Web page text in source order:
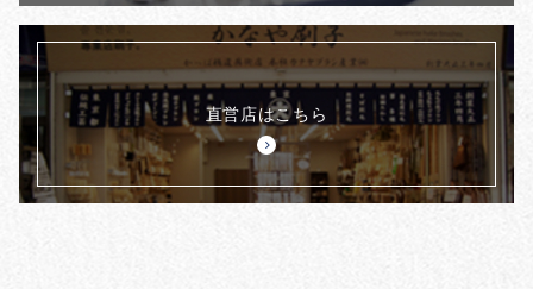
直営店はこちら